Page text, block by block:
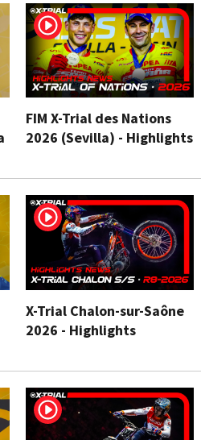
FIM X-Trial des Nations
2026 (Sevilla) - Highlights
X-Trial Chalon-sur-Saône
2026 - Highlights